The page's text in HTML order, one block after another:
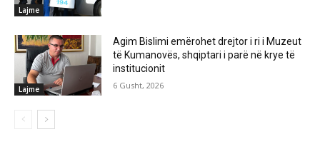
Lajme
Lajme
Agim Bislimi emërohet drejtor i ri i Muzeut
të Kumanovës, shqiptari i parë në krye të
institucionit
6 Gusht, 2026